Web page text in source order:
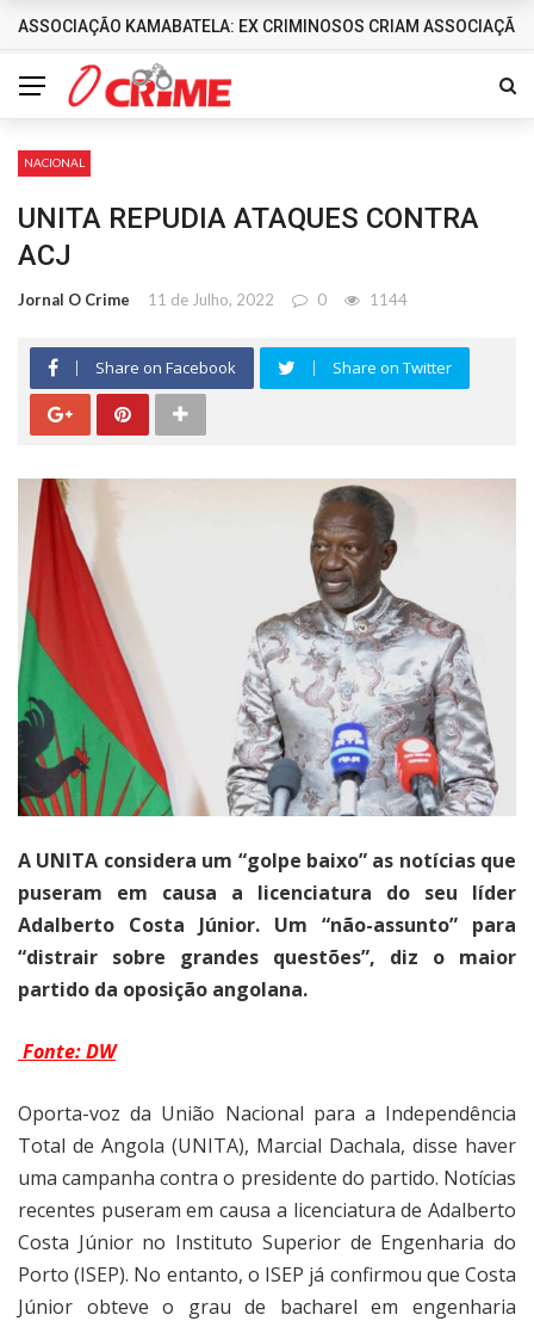
DESTAQUES
ASSOCIAÇÃO KAMABATELA: EX CRIMINOSOS CRIAM
NACIONAL
UNITA REPUDIA ATAQUES CONTRA
ACJ
Jornal O Crime 11 de Julho, 2022 0 1144
Share on Facebook Share on Twitter
A UNITA considera um “golpe baixo” as notícias que
puseram em causa a licenciatura do seu líder
Adalberto Costa Júnior. Um “não-assunto” para
“distrair sobre grandes questões”, diz o maior
partido da oposição angolana.
Fonte: DW
Oporta-voz da União Nacional para a Independência
Total de Angola (UNITA), Marcial Dachala, disse haver
uma campanha contra o presidente do partido. Notícias
recentes puseram em causa a licenciatura de Adalberto
Costa Júnior no Instituto Superior de Engenharia do
Porto (ISEP). No entanto, o ISEP já confirmou que Costa
Júnior obteve o grau de bacharel em engenharia